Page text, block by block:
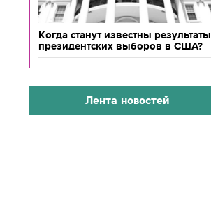
Когда станут известны результаты
президентских выборов в США?
Лента новостей